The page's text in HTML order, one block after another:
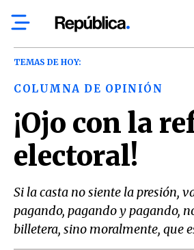
TEMAS DE HOY:
COLUMNA DE OPINIÓN
¡Ojo con la
electoral!
Si la casta no siente la presión,
pagando, pagando y pagando,
billetera, sino moralmente, que